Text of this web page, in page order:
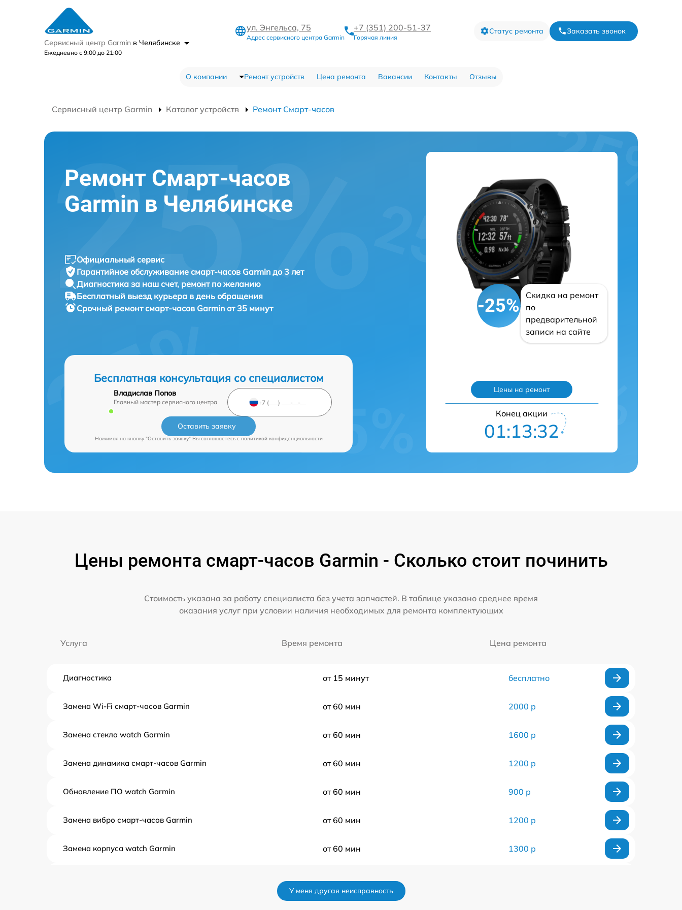
Сервисный центр Garmin в Челябинске
Ежедневно с 9:00 до 21:00
ул. Энгельса, 75
Адрес сервисного центра Garmin
+7 (351) 200-51-37
Горячая линия
Статус ремонта Заказать звонок
О компании Ремонт устройств Цена ремонта Вакансии Контакты Отзывы
Сервисный центр Garmin Каталог устройств Ремонт Смарт-часов
Ремонт Смарт-часов
Garmin в Челябинске
Официальный сервис
Гарантийное обслуживание смарт-часов Garmin до 3 лет
Диагностика за наш счет, ремонт по желанию
Бесплатный выезд курьера в день обращения
Срочный ремонтсмарт-часов Garmin от 35 минут
Бесплатная консультация со специалистом
Владислав Попов
Главный мастер сервисного центра
Оставить заявку
Нажимая на кнопку "Оставить заявку" Вы соглашаетесь cполитикой конфиденциальности
-25%
Скидка на ремонт
по
предварительной
записи на сайте
Цены на ремонт
Конец акции
01:13:31
Цены ремонта смарт-часов Garmin - Сколько стоит починить
Стоимость указана за работу специалиста без учета запчастей. В таблице указано среднее время
оказания услуг при условии наличия необходимых для ремонта комплектующих
Услуга Время ремонта Цена ремонта
Диагностика от 15 минут бесплатно
Замена Wi-Fi смарт-часов Garmin от 60 мин 2000 р
Замена стекла watch Garmin от 60 мин 1600 р
Замена динамика смарт-часов Garmin от 60 мин 1200 р
Обновление ПО watch Garmin от 60 мин 900 р
Замена вибро смарт-часов Garmin от 60 мин 1200 р
Замена корпуса watch Garmin от 60 мин 1300 р
У меня другая неисправность